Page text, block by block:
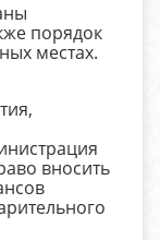
порядок
местах.
вносить